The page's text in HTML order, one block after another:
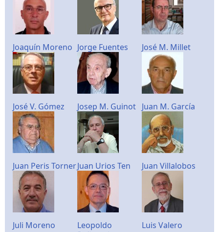
Joaquín Moreno Jorge Fuentes José M. Millet
José V. Gómez Josep M. Guinot Juan M. García
Juan Peris TornerJuan Urios Ten Juan Villalobos
Juli Moreno
Leopoldo
Luis Valero